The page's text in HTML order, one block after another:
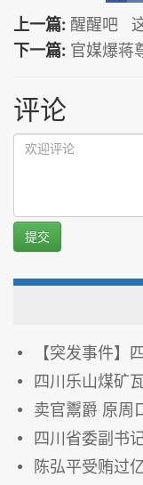
上一篇: 醒醒吧
下一篇: 官媒爆蒋
评论
提交
【突发事件】
四川乐山煤矿
卖官鬻爵 原周
四川省委副书
陈弘平受贿过